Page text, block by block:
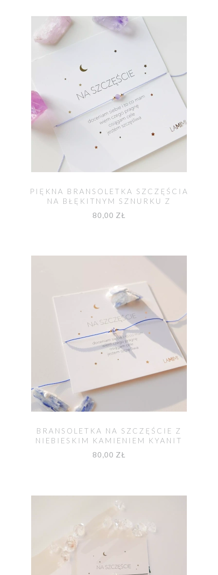
PIĘKNA BRANSOLETKA SZCZĘŚCIA
NA BŁĘKITNYM SZNURKU Z
AMETYSTEM
80,00 ZŁ
BRANSOLETKA NA SZCZĘŚCIE Z
NIEBIESKIM KAMIENIEM KYANIT
80,00 ZŁ